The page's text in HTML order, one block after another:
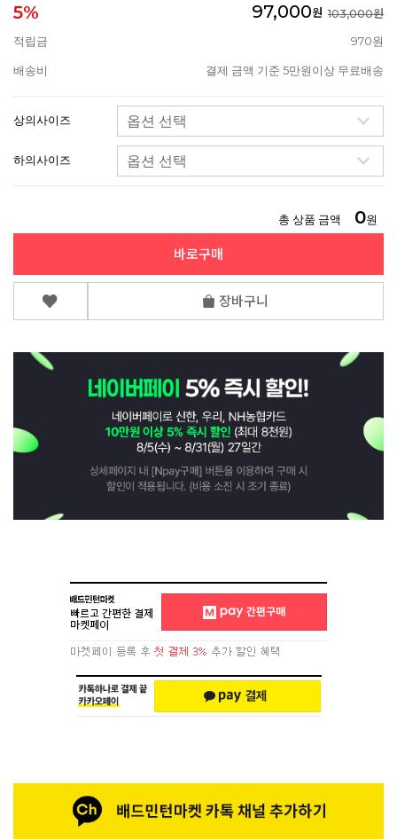
5% 97,000원 103,000원
적립금
970원
배송비 결제 금액 기준 5만원이상 무료배송
상의사이즈
하의사이즈
총 상품 금액 0원
바로구매
장바구니